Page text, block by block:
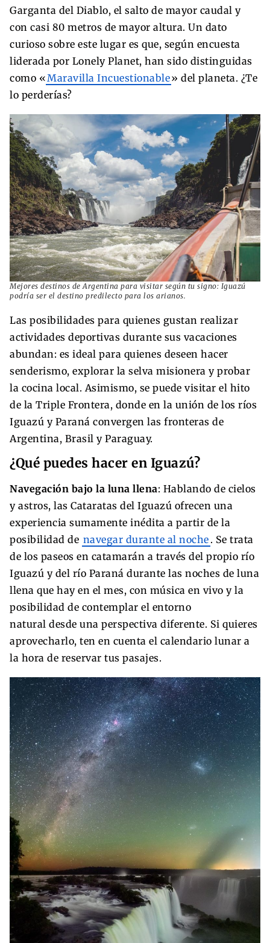
Garganta del Diablo, el salto de mayor caudal y
con casi 80 metros de mayor altura. Un dato
curioso sobre este lugar es que, según encuesta
liderada por Lonely Planet, han sido distinguidas
como « Maravilla Incuestionable» del planeta. ¿Te
lo perderías?
Mejores destinos de Argentina para visitar según tu signo: Iguazú
podría ser el destino predilecto para los arianos.
Las posibilidades para quienes gustan realizar
actividades deportivas durante sus vacaciones
abundan: es ideal para quienes deseen hacer
senderismo, explorar la selva misionera y probar
la cocina local. Asimismo, se puede visitar el hito
de la Triple Frontera, donde en la unión de los ríos
Iguazú y Paraná convergen las fronteras de
Argentina, Brasil y Paraguay.
¿Qué puedes hacer en Iguazú?
Navegación bajo la luna llena: Hablando de cielos
y astros, las Cataratas del Iguazú ofrecen una
experiencia sumamente inédita a partir de la
posibilidad de navegar durante al noche . Se trata
de los paseos en catamarán a través del propio río
Iguazú y del río Paraná durante las noches de luna
llena que hay en el mes, con música en vivo y la
posibilidad de contemplar el entorno
natural desde una perspectiva diferente. Si quieres
aprovecharlo, ten en cuenta el calendario lunar a
la hora de reservar tus pasajes.